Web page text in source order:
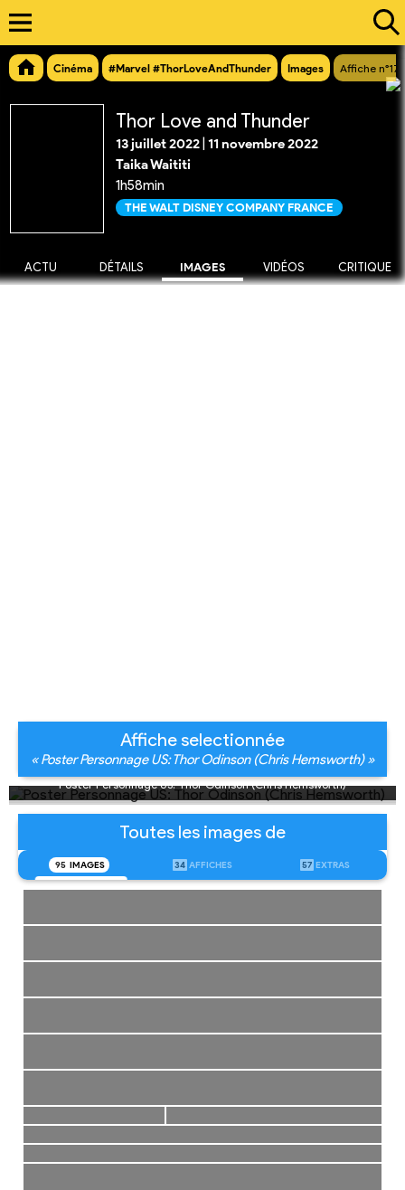
Cinéma #Marvel #ThorLoveAndThunder Images Affiche
Thor Love and Thunder
13 juillet 2022 11 novembre 2022
Taika Waititi
1h58min
THE WALT DISNEY COMPANY FRANCE
ACTU DÉTAILS IMAGES VIDÉOS CRITIQUE
Affiche selectionnée
« Poster Personnage US: Thor Odinson (Chris Hemsworth) »
Poster Personnage US: Thor Odinson (Chris Hemsworth)
Toutes les images de
95 IMAGES 34 AFFICHES 57 EXTRAS